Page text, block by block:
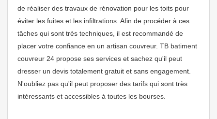
de réaliser des travaux de rénovation pour les toits pour
éviter les fuites et les infiltrations. Afin de procéder à ces
tâches qui sont très techniques, il est recommandé de
placer votre confiance en un artisan couvreur. TB batiment
couvreur 24 propose ses services et sachez qu'il peut
dresser un devis totalement gratuit et sans engagement.
N'oubliez pas qu'il peut proposer des tarifs qui sont très
intéressants et accessibles à toutes les bourses.